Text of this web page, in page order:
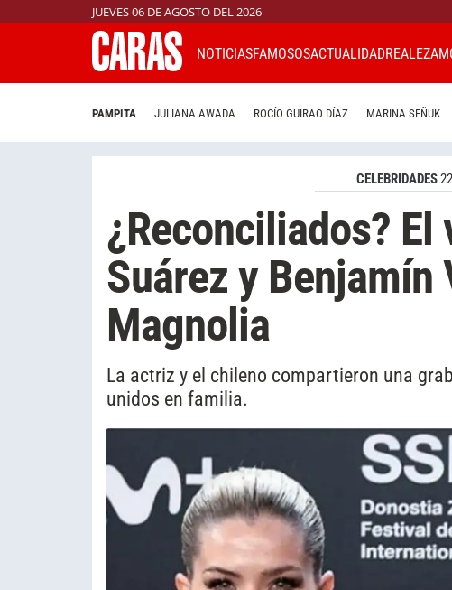
JUEVES 06 DE AGOSTO DEL 2026
NOTICIASFAMOSOSACTUALIDADREALEZA
PAMPITA JULIANA AWADA ROCÍO GUIRAO DÍAZ MARINA SEÑUK
CELEBRIDADES
¿Reconciliados? El
Suárez y Benjamín
Magnolia
La actriz y el chileno compartieron una
unidos en familia.